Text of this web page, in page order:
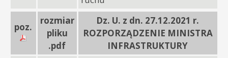
poz.
rozmiar
pliku
.pdf
Dz. U. z dn. 27.12.2021 r.
ROZPORZĄDZENIE MINISTRA
INFRASTRUKTURY